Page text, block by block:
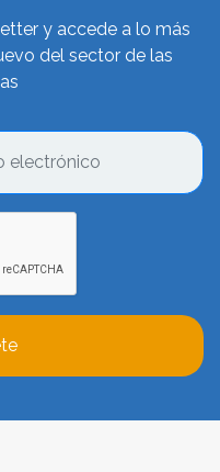
y accede a lo más
del sector de las